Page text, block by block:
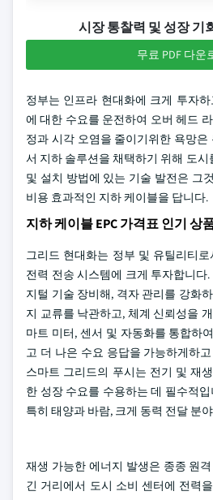
시장 통찰력 및 성장 기
무료 PDF 다운
정부는 인프라 현대화에 크게 투자
에 대한 수요를 운전하여 오버 헤드
정과 시각 오염을 줄이기위한 욕망은
서 지하 솔루션을 채택하기 위해 도시
및 설치 방법에 있는 기술 발전은 그
비용 효과적인 지하 케이블을 답니다.
지하 케이블 EPC 가격표 인기 상
그리드 현대화는 정부 및 유틸리티
전력 전송 시스템에 크게 투자합니다.
지털 기술 장비해, 격자 관리를 강화
지 교류를 낙관하고, 체계 신뢰성을
마트 미터, 센서 및 자동화를 통합하
고 더 나은 수요 응답을 가능하게하
스마트 그리드의 푸시는 전기 및 재
한 성장 수요를 수용하는 데 필수적
특히 태양과 바람, 크게 동력 전달 분
재생 가능한 에너지 발생은 종종 원
긴 거리에서 도시 소비 센터에 전력